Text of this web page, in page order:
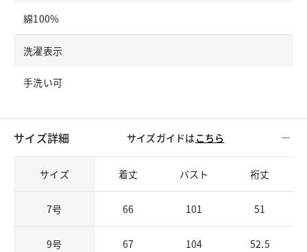
綿100%
洗濯表示
手洗い可
サイズ詳細 サイズガイドは こちら
サイズ 着丈 バスト 裄丈
7号 66 101 51
9号 67 104 52.5